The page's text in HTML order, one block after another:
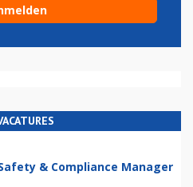
& Compliance Manager